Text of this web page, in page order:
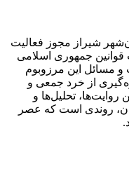
شیراز مجوز فعالیت
جمهوری اسلامی
‌و مسائل این مرزوبوم
از خرد جمعی و
تحلیل‌ها و
روندی است که عصر